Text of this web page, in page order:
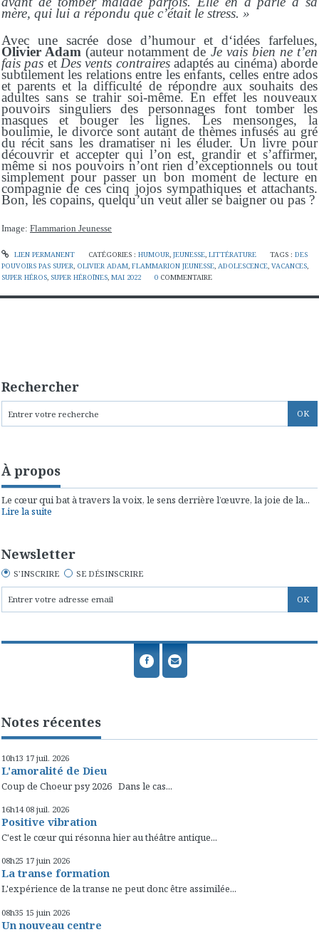
mère, qui lui a répondu que c’était le stress. »
Avec une sacrée dose d’humour et d‘idées farfelues,
Olivier Adam (auteur notamment de Je vais bien ne t’en
fais pas et Des vents contrairesadaptés au cinéma) aborde
subtilement les relations entre les enfants, celles entre ados
et parents et la difficulté de répondre aux souhaits des
adultes sans se trahir soi-même. En effet les nouveaux
pouvoirs singuliers des personnages font tomber les
masques et bouger les lignes. Les mensonges, la
boulimie, le divorce sont autant de thèmes infusés au gré
du récit sans les dramatiser ni les éluder. Un livre pour
découvrir et accepter qui l’on est, grandir et s’affirmer,
même si nos pouvoirs n’ont rien d’exceptionnels ou tout
simplement pour passer un bon moment de lecture en
compagnie de ces cinq jojos sympathiques et attachants.
Bon, les copains, quelqu’un veut aller se baigner ou pas ?
Image: Flammarion Jeunesse
LIEN PERMANENT CATÉGORIES : HUMOUR, JEUNESSE, LITTÉRATURE TAGS :DES
POUVOIRS PAS SUPER, OLIVIER ADAM, FLAMMARION JEUNESSE, ADOLESCENCE, VACANCES,
SUPER HÉROS, SUPER HÉROÏNES, MAI 2022 0 COMMENTAIRE
Rechercher
À propos
Le cœur qui bat à travers la voix, le sens derrière l’œuvre, la joie de la...
Lire la suite
Newsletter
S'INSCRIRE SE DÉSINSCRIRE
Notes récentes
10h13 17 juil. 2026
L'amoralité de Dieu
Coup de Choeur psy 2026 Dans le cas...
16h14 08 juil. 2026
Positive vibration
C'est le cœur qui résonna hier au théâtre antique...
08h25 17 juin 2026
La transe formation
L'expérience de la transe ne peut donc être assimilée...
08h35 15 juin 2026
Un nouveau centre